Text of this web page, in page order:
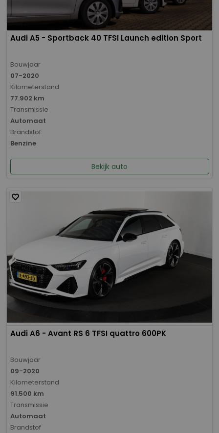
Audi A5 - Sportback 40 TFSI Launch edition Sport
Bouwjaar
07-2020
Kilometerstand
77.902 km
Transmissie
Automaat
Brandstof
Benzine
Bekijk auto
Audi A6 - Avant RS 6 TFSI quattro 600PK
Bouwjaar
09-2020
Kilometerstand
91.500 km
Transmissie
Automaat
Brandstof